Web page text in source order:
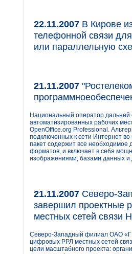
22.11.2007 В Кирове
телефонной связи
или параллельную
21.11.2007
Национальный оператор
автоматизированных рабочих
OpenOffice.org Professional.
подключенных к сети Интернет
пакет содержит все
форматов, и включает в себя
изображениями, базами данных
21.11.2007 Северо-
завершил проектные
местных сетей связи
Северо-Западный филиал ОАО
цифровых РРЛ местных сетей
цели масштабного проекта: